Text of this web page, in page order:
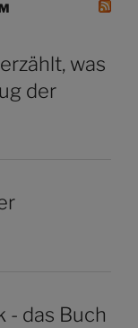
was
der
- das Buch